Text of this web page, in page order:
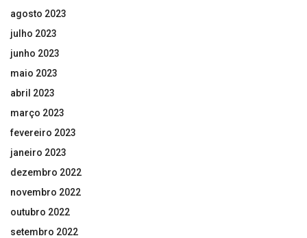
agosto 2023
julho 2023
junho 2023
maio 2023
abril 2023
março 2023
fevereiro 2023
janeiro 2023
dezembro 2022
novembro 2022
outubro 2022
setembro 2022